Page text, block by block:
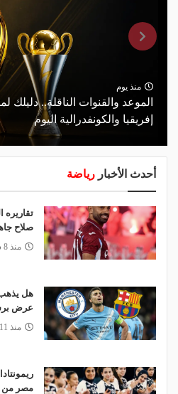
منذ يوم
الموعد والقنوات الناقلة.. دليلك
إفريقيا والكونفدرالية اليوم
أحدث الأخبار رياضة
تقاريره
صلاح
منذ 8 ساعات
هل
عرض
منذ 11 ساعة
مصر من